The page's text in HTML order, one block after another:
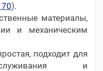
).
материалы,
и механическим
подходит для
и